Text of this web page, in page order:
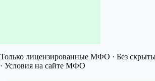
Только лицензированные МФО · Без
· Условия на сайте МФО